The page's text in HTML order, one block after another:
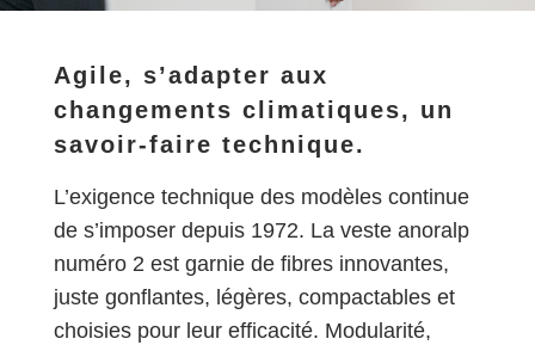
Agile, s’adapter aux
changements climatiques, un
savoir-faire technique.
L’exigence technique des modèles continue
de s’imposer depuis 1972. La veste anoralp
numéro 2 est garnie de fibres innovantes,
juste gonflantes, légères, compactables et
choisies pour leur efficacité. Modularité,